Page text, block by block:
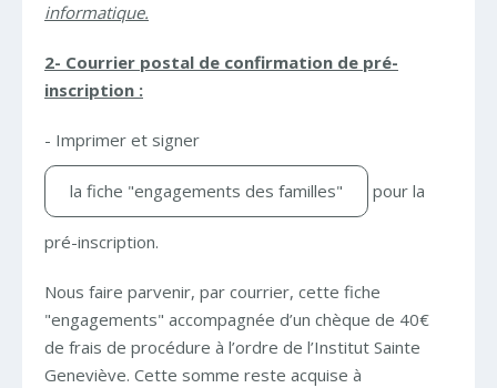
informatique.
2- Courrier postal de confirmation de pré-
inscription :
- Imprimer et signer
la fiche "engagements des familles" pour la
pré-inscription.
Nous faire parvenir, par courrier, cette fiche
"engagements" accompagnée d’un chèque de 40€
de frais de procédure à l’ordre de l’Institut Sainte
Geneviève. Cette somme reste acquise à